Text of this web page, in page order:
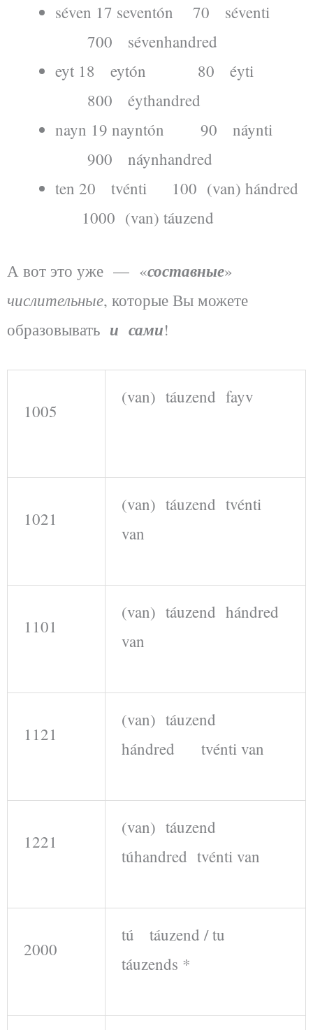
séven 17 seventón 70 séventi
700 sévenhandred
eyt 18 eytón 80 éyti
800 éythandred
nayn 19 nayntón 90 náynti
900 náynhandred
ten 20 tvénti 100 (van) hándred
1000 (van) táuzend
А вот это уже — «составные»
числительные, которые Вы можете
образовывать и сами!
1005
(van) táuzend fayv
1021
(van) táuzend tvénti
van
1101
(van) táuzend hándred
van
1121
(van) táuzend
hándred tvénti van
1221
(van) táuzend
túhandred tvénti van
2000
tú táuzend / tu
táuzends *